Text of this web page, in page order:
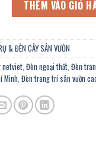
12.690.000
THÊM VÀO GIỎ
& ĐÈN CÂY SÂN VƯỜN
netviet Đèn ngoại thất Đèn
Minh Đèn trang trí sân vườn